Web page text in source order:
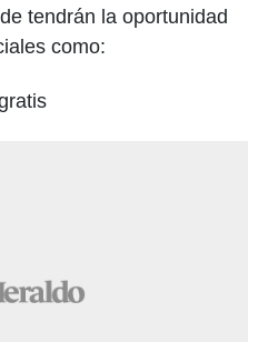
tendrán la oportunidad
como: